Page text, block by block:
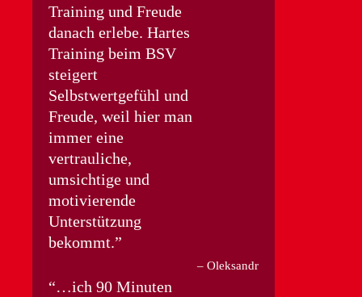
Training und Freude
danach erlebe. Hartes
Training beim BSV
steigert
Selbstwertgefühl und
Freude, weil hier man
immer eine
vertrauliche,
umsichtige und
motivierende
Unterstützung
bekommt.
Oleksandr
…ich 90 Minuten